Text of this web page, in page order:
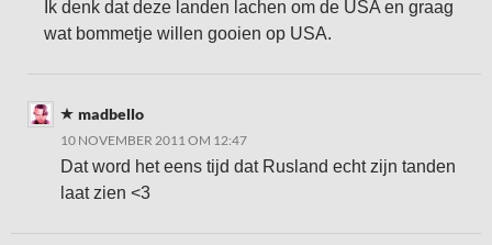
Ik denk dat deze landen lachen om de USA en graag
wat bommetje willen gooien op USA.
madbello
10 NOVEMBER 2011 OM 12:47
Dat word het eens tijd dat Rusland echt zijn tanden
laat zien <3